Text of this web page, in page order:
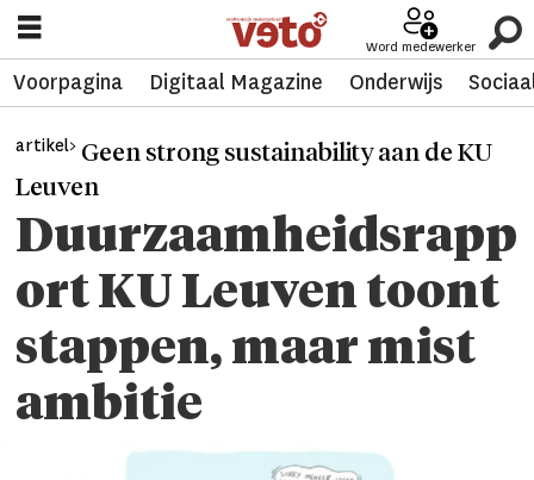
Word medewerker
Voorpagina Digitaal Magazine Onderwijs
artikel> Geen strong sustainability aan de KU
Leuven
Duurzaamheidsrapp
ort KU Leuven toont
stappen, maar mist
ambitie